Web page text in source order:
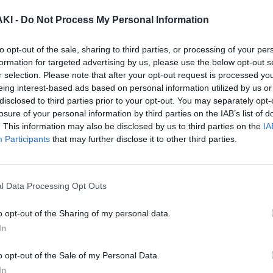
- Do Not Process My Personal Information
opt-out of the sale, sharing to third parties, or processing of your
for targeted advertising by us, please use the below opt-out
selection. Please note that after your opt-out request is processed
interest-based ads based on personal information utilized by us
to third parties prior to your opt-out. You may separately
of your personal information by third parties on the IAB’s list of
This information may also be disclosed by us to third parties on the
Participants that may further disclose it to other third parties.
Data Processing Opt Outs
opt-out of the Sharing of my personal data.
opt-out of the Sale of my Personal Data.
το φως της δημοσιότητας
Μπαγκλαντεσιανού λίγες ώρες
να φτάνει με το ποδήλατο του σε
ανάληψη μετρητών μέσω
χρημάτων που πιθανόν να του
συνέχεια ρωτάει αν μπορούν να του
την υπάλληλο να του απαντάει ότι
δελτίο ειδήσεων του Mega,